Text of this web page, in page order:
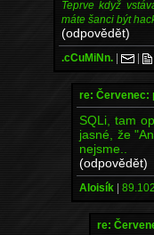
Teprve když
máte šanci být
(odpovědět)
.cCuMiNn. | |
re: Červenec:
SQLi, tam
jasné, že
nejsme..
(odpovědět)
Aloisík |
re: